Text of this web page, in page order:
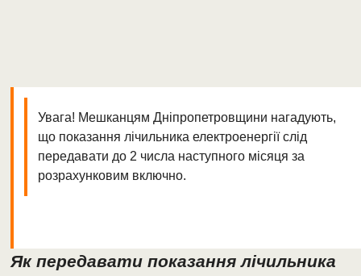
Увага! Мешканцям Дніпропетровщини нагадують,
що показання лічильника електроенергії слід
передавати до 2 числа наступного місяця за
розрахунковим включно.
Як передавати показання лічильника